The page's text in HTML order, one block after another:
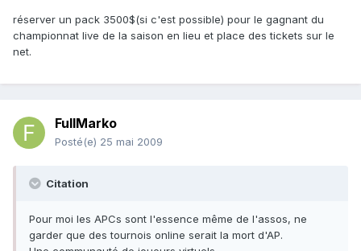
réserver un pack 3500$(si c'est possible) pour le gagnant du
championnat live de la saison en lieu et place des tickets sur le
net.
FullMarko
Posté(e) 25 mai 2009
Citation
Pour moi les APCs sont l'essence même de l'assos, ne
garder que des tournois online serait la mort d'AP.